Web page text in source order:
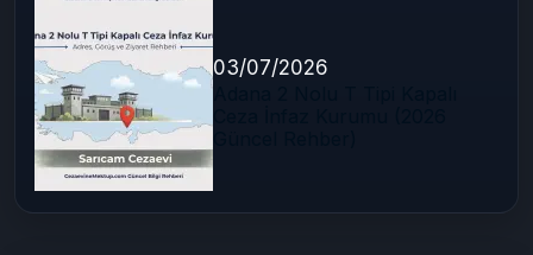
03/07/2026